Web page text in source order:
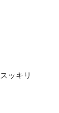
スッキリ